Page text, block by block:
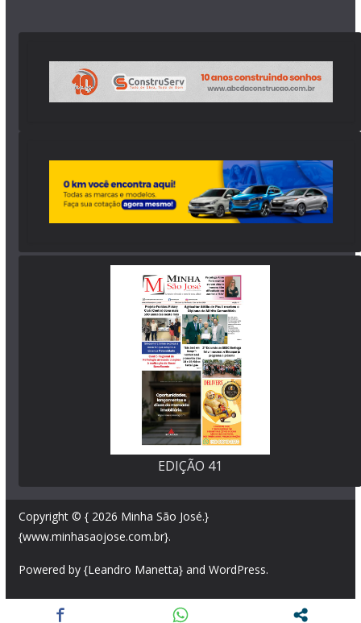
EDIÇÃO 41
Copyright © { 2026 Minha São José.}
{www.minhasaojose.com.br}.
Powered by {Leandro Manetta} and WordPress.